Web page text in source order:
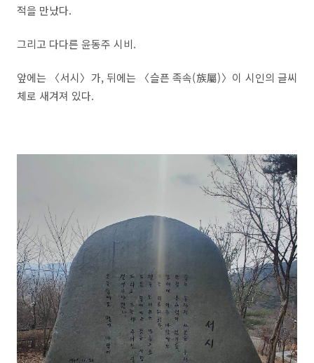
적을 만났다.
그리고 다다른 윤동주 시비.
앞에는 〈서시〉 가, 뒤에는 〈슬픈 족속(族屬)〉 이 시인의 글씨
체로 새겨져 있다.